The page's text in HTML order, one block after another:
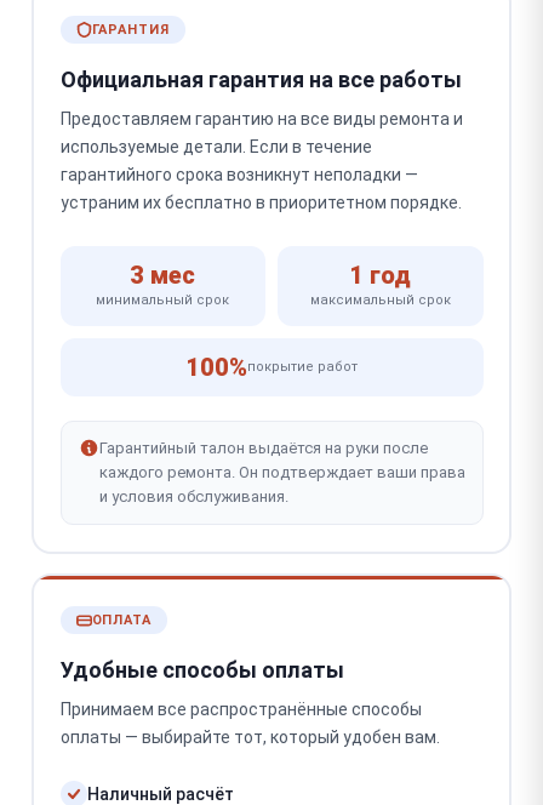
ГАРАНТИЯ
Официальная гарантия на все работы
Предоставляем гарантию на все виды ремонта и
используемые детали. Если в течение
гарантийного срока возникнут неполадки —
устраним их бесплатно в приоритетном порядке.
3 мес
минимальный срок
1 год
максимальный срок
100%покрытие работ
Гарантийный талон выдаётся на руки после
каждого ремонта. Он подтверждает ваши права
и условия обслуживания.
ОПЛАТА
Удобные способы оплаты
Принимаем все распространённые способы
оплаты — выбирайте тот, который удобен вам.
Наличный расчёт